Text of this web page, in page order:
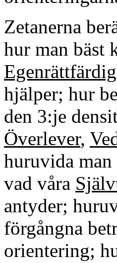
Zetanerna
hur man bäst
hjälper; hur
den 3:je
Överlever,
huruvida
vad våra
antyder;
förgångna
orientering;